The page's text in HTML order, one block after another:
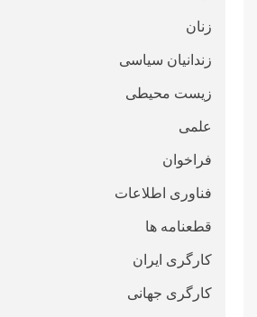
زنان
زندانیان سیاسی
زیست محیطی
علمی
فراخوان
فناوری اطلاعات
قطعنامە ها
کارگری ایران
کارگری جهانی